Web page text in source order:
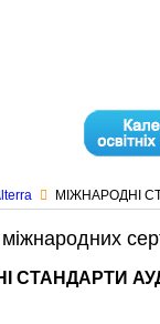
МІЖНАРОДНІ
СТАНДАРТИ